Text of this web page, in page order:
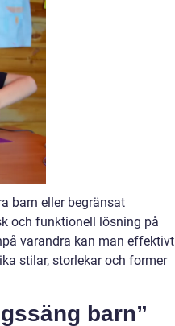
barn eller begränsat
och funktionell lösning på
varandra kan man effektivt
stilar, storlekar och former
barn”